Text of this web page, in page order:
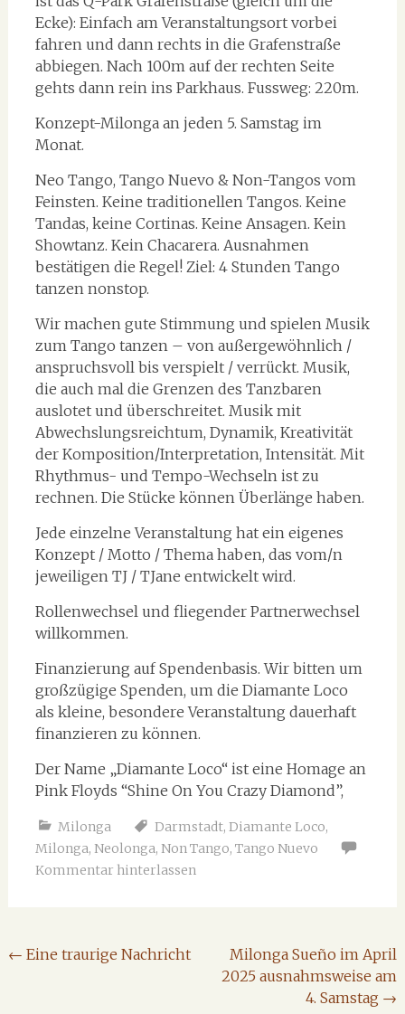
Ecke): Einfach am Veranstaltungsort vorbei
fahren und dann rechts in die Grafenstraße
abbiegen. Nach 100m auf der rechten Seite
gehts dann rein ins Parkhaus. Fussweg: 220m.
Konzept-Milonga an jeden 5. Samstag im
Monat.
Neo Tango, Tango Nuevo & Non-Tangos vom
Feinsten. Keine traditionellen Tangos. Keine
Tandas, keine Cortinas. Keine Ansagen. Kein
Showtanz. Kein Chacarera. Ausnahmen
bestätigen die Regel! Ziel: 4 Stunden Tango
tanzen nonstop.
Wir machen gute Stimmung und spielen Musik
zum Tango tanzen – von außergewöhnlich /
anspruchsvoll bis verspielt / verrückt. Musik,
die auch mal die Grenzen des Tanzbaren
auslotet und überschreitet. Musik mit
Abwechslungsreichtum, Dynamik, Kreativität
der Komposition/Interpretation, Intensität. Mit
Rhythmus- und Tempo-Wechseln ist zu
rechnen. Die Stücke können Überlänge haben.
Jede einzelne Veranstaltung hat ein eigenes
Konzept / Motto / Thema haben, das vom/n
jeweiligen TJ / TJane entwickelt wird.
Rollenwechsel und fliegender Partnerwechsel
willkommen.
Finanzierung auf Spendenbasis. Wir bitten um
großzügige Spenden, um die Diamante Loco
als kleine, besondere Veranstaltung dauerhaft
finanzieren zu können.
Der Name „Diamante Loco“ ist eine Homage an
Pink Floyds “Shine On You Crazy Diamond”,
Milonga Darmstadt, Diamante Loco,
Milonga, Neolonga, Non Tango, Tango Nuevo
Kommentar hinterlassen
Beitragsnavigation
← Eine traurige Nachricht
Milonga Sueño im April
2025 ausnahmsweise am
4. Samstag →